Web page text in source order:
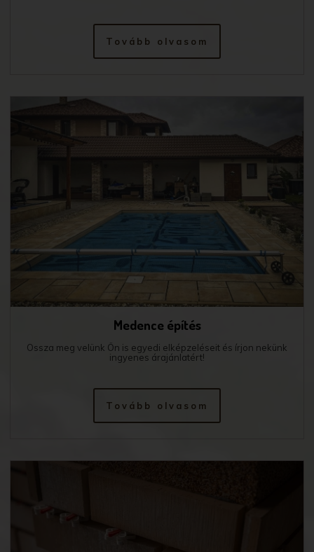
Tovább olvasom
Medence építés
Ossza meg velünk Ön is egyedi elképzeléseit és írjon nekünk
ingyenes árajánlatért!
Tovább olvasom